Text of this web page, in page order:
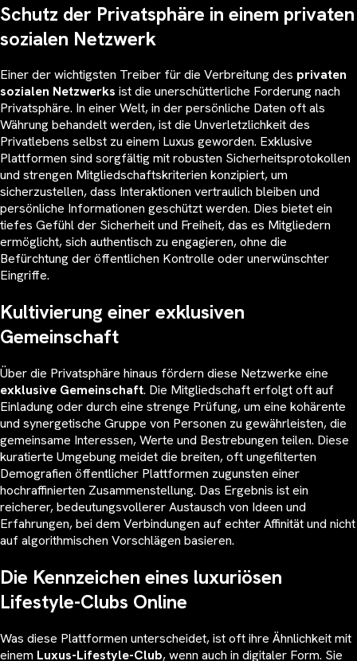
Schutz der Privatsphäre in einem privaten
sozialen Netzwerk
Einer der wichtigsten Treiber für die Verbreitung des privaten
sozialen Netzwerks ist die unerschütterliche Forderung nach
Privatsphäre. In einer Welt, in der persönliche Daten oft als
Währung behandelt werden, ist die Unverletzlichkeit des
Privatlebens selbst zu einem Luxus geworden. Exklusive
Plattformen sind sorgfältig mit robusten Sicherheitsprotokollen
und strengen Mitgliedschaftskriterien konzipiert, um
sicherzustellen, dass Interaktionen vertraulich bleiben und
persönliche Informationen geschützt werden. Dies bietet ein
tiefes Gefühl der Sicherheit und Freiheit, das es Mitgliedern
ermöglicht, sich authentisch zu engagieren, ohne die
Befürchtung der öffentlichen Kontrolle oder unerwünschter
Eingriffe.
Kultivierung einer exklusiven
Gemeinschaft
Über die Privatsphäre hinaus fördern diese Netzwerke eine
exklusive Gemeinschaft. Die Mitgliedschaft erfolgt oft auf
Einladung oder durch eine strenge Prüfung, um eine kohärente
und synergetische Gruppe von Personen zu gewährleisten, die
gemeinsame Interessen, Werte und Bestrebungen teilen. Diese
kuratierte Umgebung meidet die breiten, oft ungefilterten
Demografien öffentlicher Plattformen zugunsten einer
hochraffinierten Zusammenstellung. Das Ergebnis ist ein
reicherer, bedeutungsvollerer Austausch von Ideen und
Erfahrungen, bei dem Verbindungen auf echter Affinität und nicht
auf algorithmischen Vorschlägen basieren.
Die Kennzeichen eines luxuriösen
Lifestyle-Clubs Online
Was diese Plattformen unterscheidet, ist oft ihre Ähnlichkeit mit
einem Luxus-Lifestyle-Club, wenn auch in digitaler Form. Sie